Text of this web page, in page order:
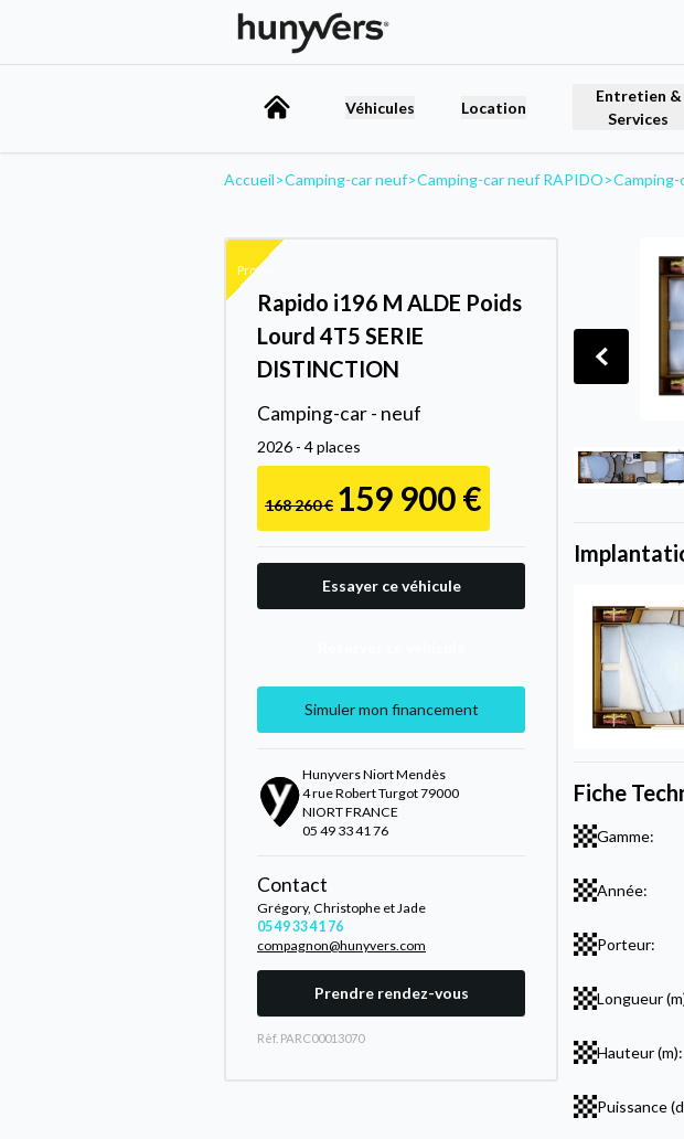
Véhicules Location
Entretien &
Services
Accueil>Camping-car neuf>Camping-car neuf RAPIDO>Camping-
Promo
Rapido i196 M ALDE Poids
Lourd 4T5 SERIE
DISTINCTION
Camping-car - neuf
2026 - 4 places
168 260 € 159 900 €
Essayer ce véhicule
Simuler mon financement
Hunyvers Niort Mendès
4 rue Robert Turgot 79000
NIORT FRANCE
05 49 33 41 76
Contact
Grégory, Christophe et Jade
05 49 33 41 76
compagnon@hunyvers.com
Prendre rendez-vous
Rèf. PARC00013070
Fiche
Gamme:
Année:
Porteur:
Longueur
Hauteur (m):
Puissance